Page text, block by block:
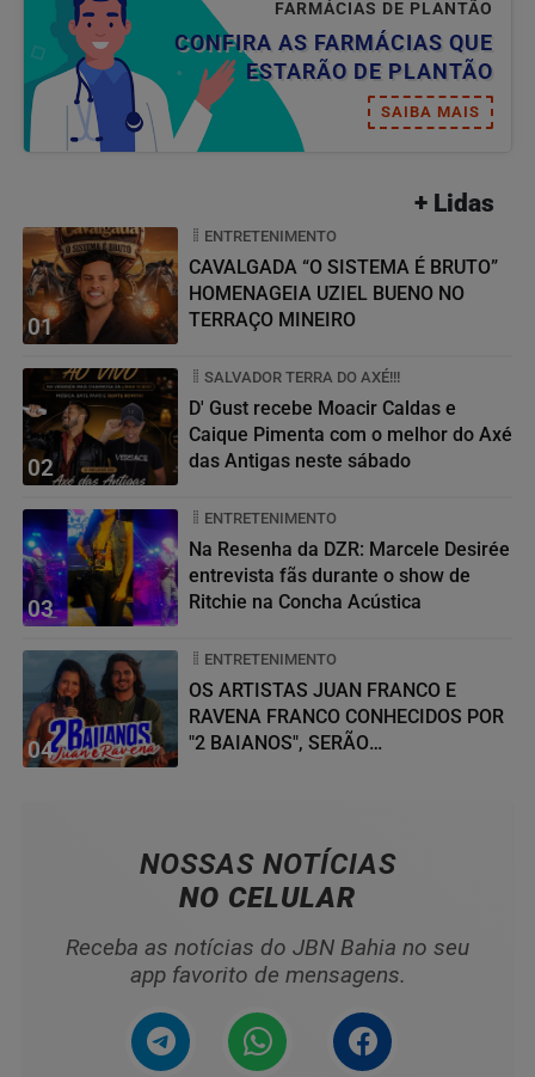
FARMÁCIAS DE PLANTÃO
CONFIRA AS FARMÁCIAS QUE
ESTARÃO DE PLANTÃO
SAIBA MAIS
+ Lidas
01
ENTRETENIMENTO
CAVALGADA “O SISTEMA É BRUTO”
HOMENAGEIA UZIEL BUENO NO
TERRAÇO MINEIRO
02
SALVADOR TERRA DO AXÉ!!!
D' Gust recebe Moacir Caldas e
Caique Pimenta com o melhor do Axé
das Antigas neste sábado
03
ENTRETENIMENTO
Na Resenha da DZR: Marcele Desirée
entrevista fãs durante o show de
Ritchie na Concha Acústica
04
ENTRETENIMENTO
OS ARTISTAS JUAN FRANCO E
RAVENA FRANCO CONHECIDOS POR
"2 BAIANOS", SERÃO
NOSSAS NOTÍCIAS
NO CELULAR
Receba as notícias do JBN Bahia no seu
app favorito de mensagens.